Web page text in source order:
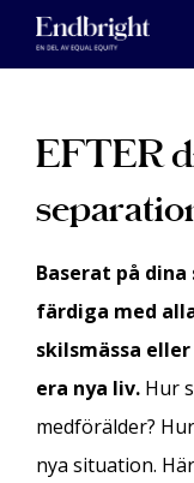
Skippa
innehåll
EFTER
Baserat på
färdiga med
skilsmässa
era nya liv. Hur
medförälder?
nya situation.